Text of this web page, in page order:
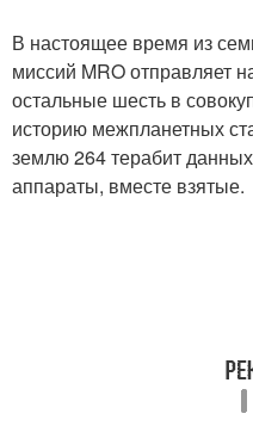
В настоящее время из
миссий MRO отправляет
остальные шесть в
историю межпланетных
землю 264 терабит
аппараты, вместе взятые.